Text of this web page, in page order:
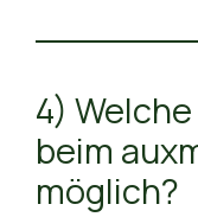
4)
beim
möglich?